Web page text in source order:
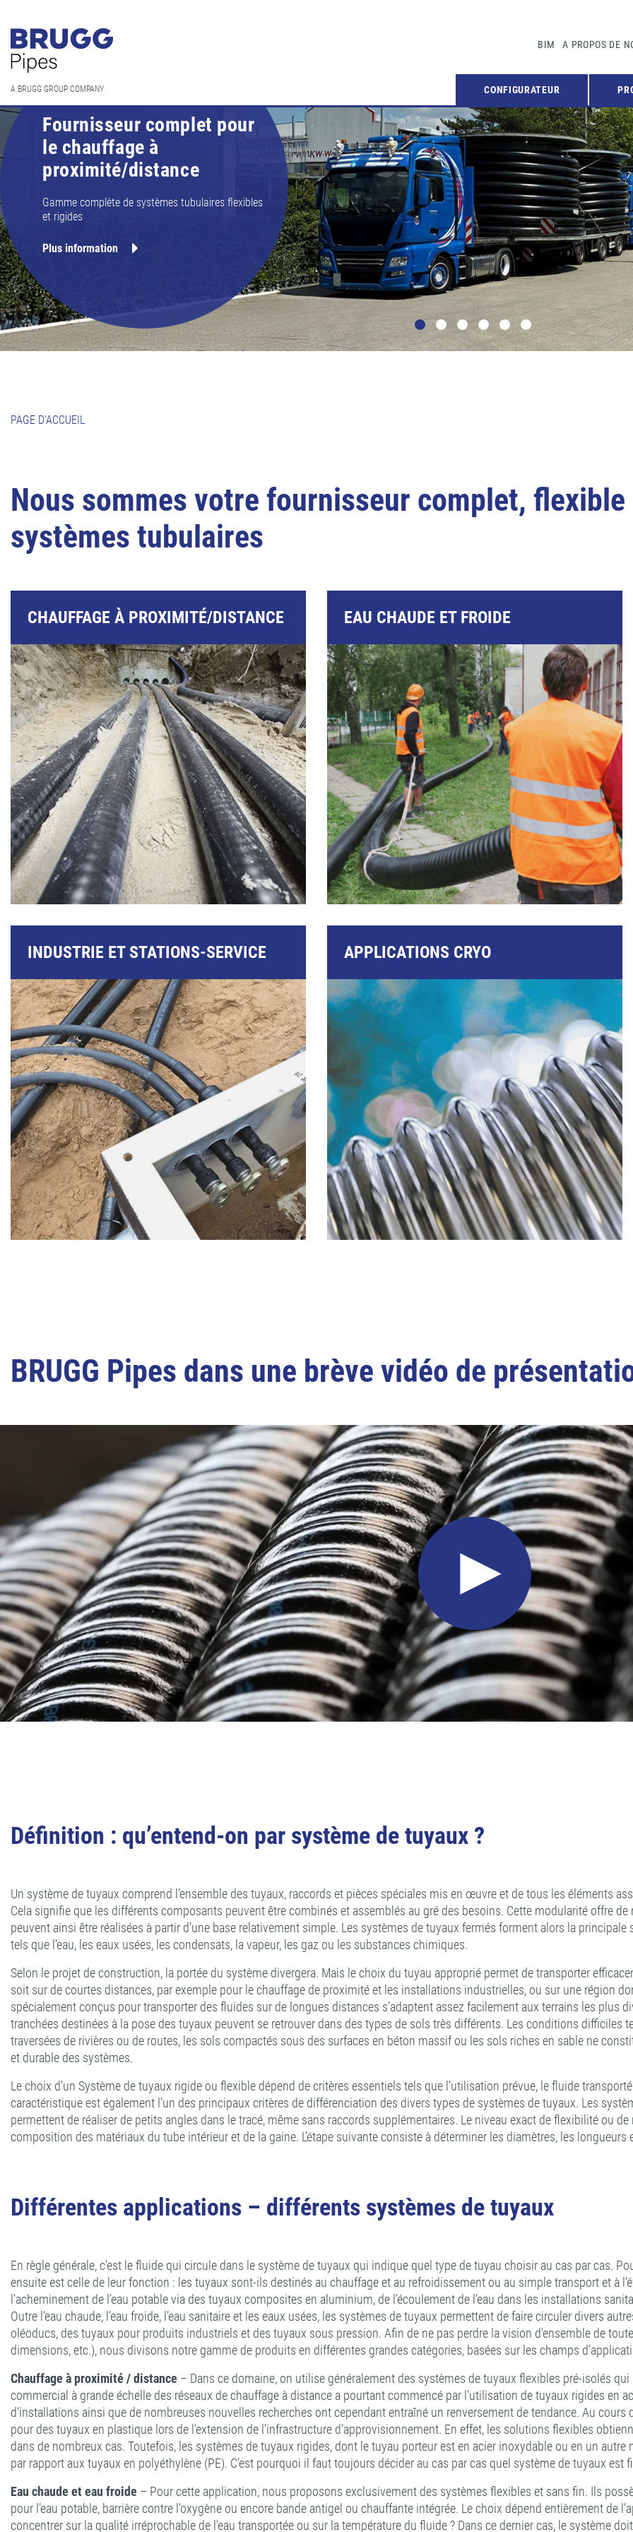
BIM A PROPOS DE
A BRUGG GROUP COMPANY CONFIGURATEUR
Fournisseur complet pour
le chauffage à
proximité/distance
Gamme complète de systèmes tubulaires flexibles
et rigides
Plus information
PAGE D'ACCUEIL
Nous sommes votre fournisseur complet,
systèmes tubulaires
CHAUFFAGE À PROXIMITÉ/DISTANCE EAU CHAUDE ET FROIDE
INDUSTRIE ET STATIONS-SERVICE APPLICATIONS CRYO
BRUGG Pipes dans une brève vidéo de
Définition : qu’entend-on par système de tuyaux ?
Un système de tuyaux comprend l’ensemble des tuyaux, raccords et pièces spéciales mis en œuvre et de tous les éléments
Cela signifie que les différents composants peuvent être combinés et assemblés au gré des besoins. Cette modularité offre
peuvent ainsi être réalisées à partir d’une base relativement simple. Les systèmes de tuyaux fermés forment alors la
tels que l’eau, les eaux usées, les condensats, la vapeur, les gaz ou les substances chimiques.
Selon le projet de construction, la portée du système divergera. Mais le choix du tuyau approprié permet de transporter
soit sur de courtes distances, par exemple pour le chauffage de proximité et les installations industrielles, ou sur une région
spécialement conçus pour transporter des fluides sur de longues distances s’adaptent assez facilement aux terrains les plus
tranchées destinées à la pose des tuyaux peuvent se retrouver dans des types de sols très différents. Les conditions difficiles
traversées de rivières ou de routes, les sols compactés sous des surfaces en béton massif ou les sols riches en sable ne
et durable des systèmes.
Le choix d’un Système de tuyaux rigide ou flexible dépend de critères essentiels tels que l’utilisation prévue, le fluide
caractéristique est également l’un des principaux critères de différenciation des divers types de systèmes de tuyaux. Les
permettent de réaliser de petits angles dans le tracé, même sans raccords supplémentaires. Le niveau exact de flexibilité ou
composition des matériaux du tube intérieur et de la gaine. L’étape suivante consiste à déterminer les diamètres, les
Différentes applications – différents systèmes de tuyaux
En règle générale, c’est le fluide qui circule dans le système de tuyaux qui indique quel type de tuyau choisir au cas par cas.
ensuite est celle de leur fonction : les tuyaux sont-ils destinés au chauffage et au refroidissement ou au simple transport et à
l’acheminement de l’eau potable via des tuyaux composites en aluminium, de l’écoulement de l’eau dans les installations
Outre l’eau chaude, l’eau froide, l’eau sanitaire et les eaux usées, les systèmes de tuyaux permettent de faire circuler divers
oléoducs, des tuyaux pour produits industriels et des tuyaux sous pression. Afin de ne pas perdre la vision d’ensemble de
dimensions, etc.), nous divisons notre gamme de produits en différentes grandes catégories, basées sur les champs
Chauffage à proximité / distance – Dans ce domaine, on utilise généralement des systèmes de tuyaux flexibles pré-isolés
commercial à grande échelle des réseaux de chauffage à distance a pourtant commencé par l’utilisation de tuyaux rigides en
d’installations ainsi que de nombreuses nouvelles recherches ont cependant entraîné un renversement de tendance. Au
pour des tuyaux en plastique lors de l’extension de l’infrastructure d’approvisionnement. En effet, les solutions flexibles
dans de nombreux cas. Toutefois, les systèmes de tuyaux rigides, dont le tuyau porteur est en acier inoxydable ou en un
par rapport aux tuyaux en polyéthylène (PE). C’est pourquoi il faut toujours décider au cas par cas quel système de tuyaux
Eau chaude et eau froide – Pour cette application, nous proposons exclusivement des systèmes flexibles et sans fin. Ils
pour l’eau potable, barrière contre l’oxygène ou encore bande antigel ou chauffante intégrée. Le choix dépend entièrement de
concentrer sur la qualité irréprochable de l’eau transportée ou sur la température du fluide ? Dans ce dernier cas, le système